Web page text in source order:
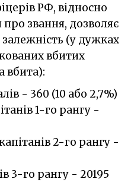
РФ, відносно
про звання, дозволяє
(у дужках
вбитих
вбита):
- 360 (10 або 2,7%)
1-го рангу -
2-го рангу -
3-го рангу - 20195